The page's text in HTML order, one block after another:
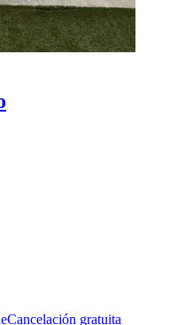
Cancelación gratuita